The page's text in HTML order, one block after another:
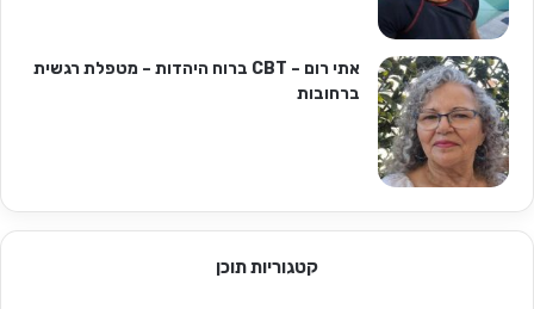
אתי רום – CBT ברוח היהדות – מטפלת רגשית
ברחובות
קטגוריות תוכן